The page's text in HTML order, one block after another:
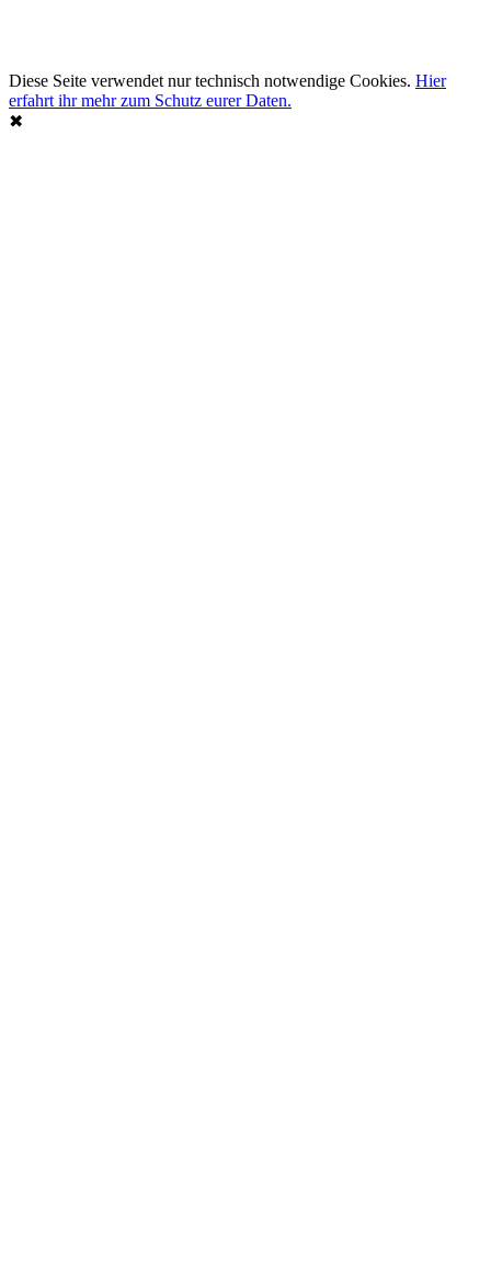
Diese Seite verwendet nur technisch notwendige Cookies. Hier
erfahrt ihr mehr zum Schutz eurer Daten.
✖